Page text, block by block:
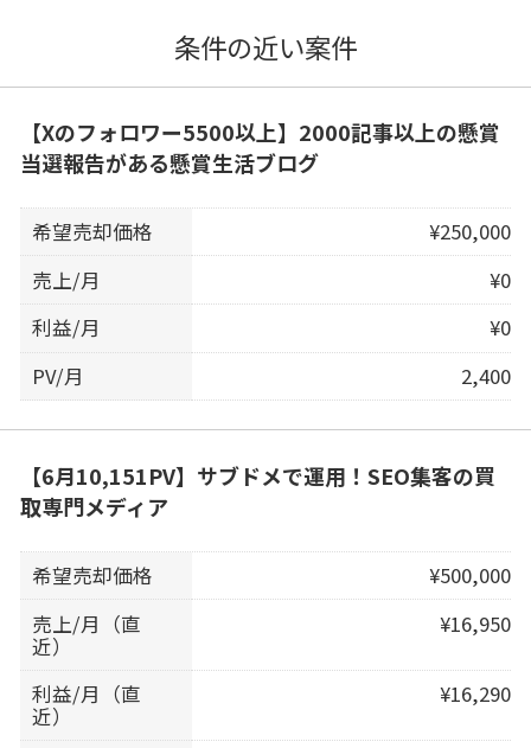
条件の近い案件
【Xのフォロワー5500以上】2000記事以上の懸賞
当選報告がある懸賞生活ブログ
希望売却価格
¥250,000
売上/月
¥0
利益/月
¥0
PV/月
2,400
【6月10,151PV】サブドメで運用！SEO集客の買
取専門メディア
希望売却価格
¥500,000
売上/月（直
近）
¥16,950
利益/月（直
近）
¥16,290